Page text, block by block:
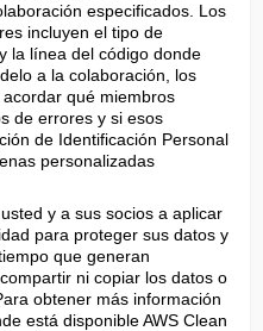
especificados. Los
incluyen el tipo de
la línea del código donde
a la colaboración, los
qué miembros
de errores y si esos
de Identificación Personal
personalizadas
y a sus socios a aplicar
para proteger sus datos y
que generan
ni copiar los datos o
obtener más información
está disponible AWS Clean